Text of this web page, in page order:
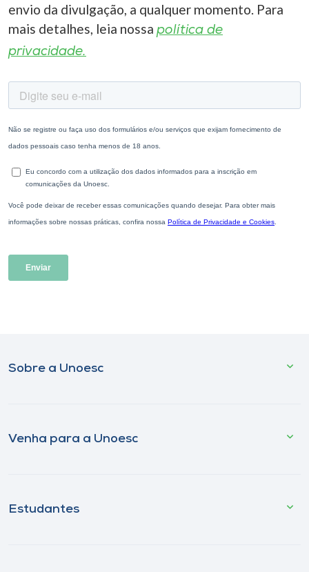
envio da divulgação, a qualquer momento. Para
mais detalhes, leia nossa política de
privacidade.
Sobre a Unoesc
Venha para a Unoesc
Estudantes